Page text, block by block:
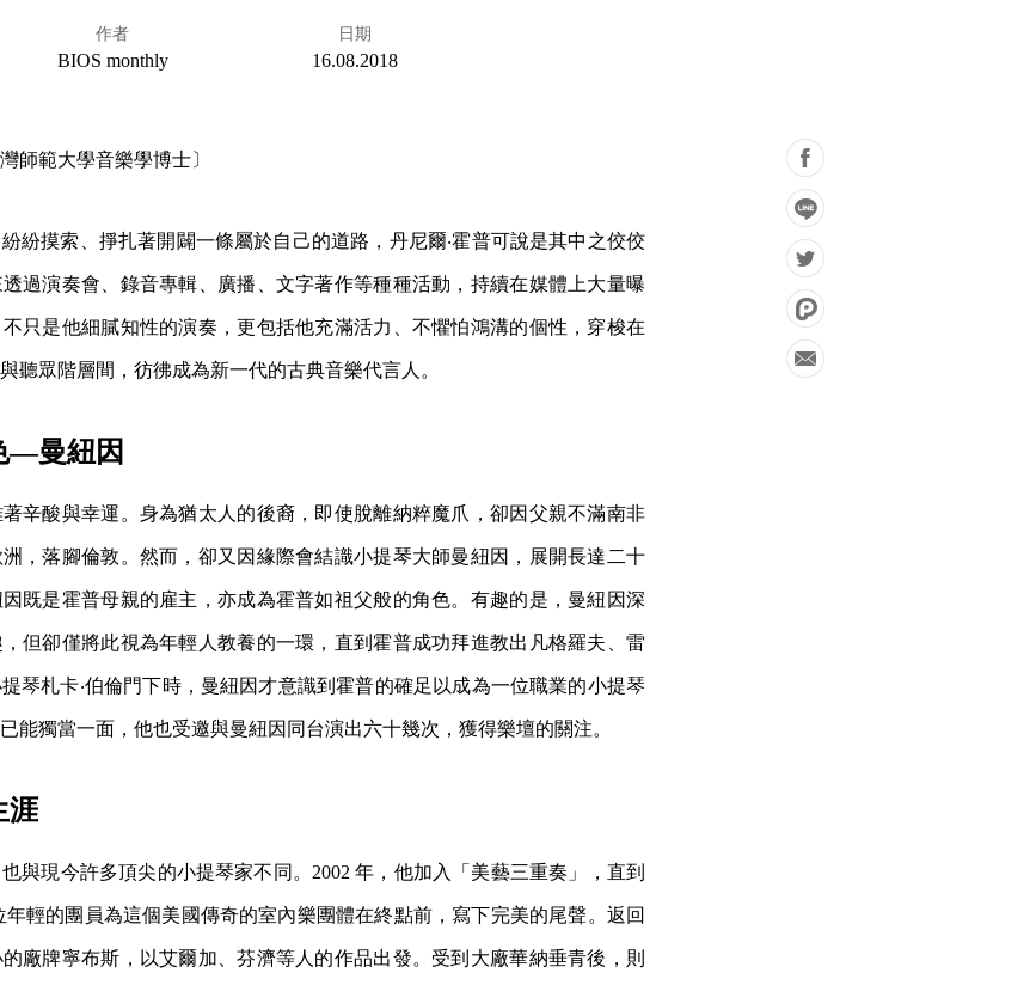
作者
BIOS monthly
日期
16.08.2018
師範大學音樂學博士〕
紛摸索、掙扎著開闢一條屬於自己的道路，丹尼爾‧霍普可說是其中之佼佼
過演奏會、錄音專輯、廣播、文字著作等種種活動，持續在媒體上大量曝
只是他細膩知性的演奏，更包括他充滿活力、不懼怕鴻溝的個性，穿梭在
聽眾階層間，彷彿成為新一代的古典音樂代言人。
—曼紐因
辛酸與幸運。身為猶太人的後裔，即使脫離納粹魔爪，卻因父親不滿南非
，落腳倫敦。然而，卻又因緣際會結識小提琴大師曼紐因，展開長達二十
既是霍普母親的雇主，亦成為霍普如祖父般的角色。有趣的是，曼紐因深
但卻僅將此視為年輕人教養的一環，直到霍普成功拜進教出凡格羅夫、雷
琴札卡‧伯倫門下時，曼紐因才意識到霍普的確足以成為一位職業的小提琴
能獨當一面，他也受邀與曼紐因同台演出六十幾次，獲得樂壇的關注。
涯
與現今許多頂尖的小提琴家不同。2002 年，他加入「美藝三重奏」，直到
年輕的團員為這個美國傳奇的室內樂團體在終點前，寫下完美的尾聲。返回
廠牌寧布斯，以艾爾加、芬濟等人的作品出發。受到大廠華納垂青後，則